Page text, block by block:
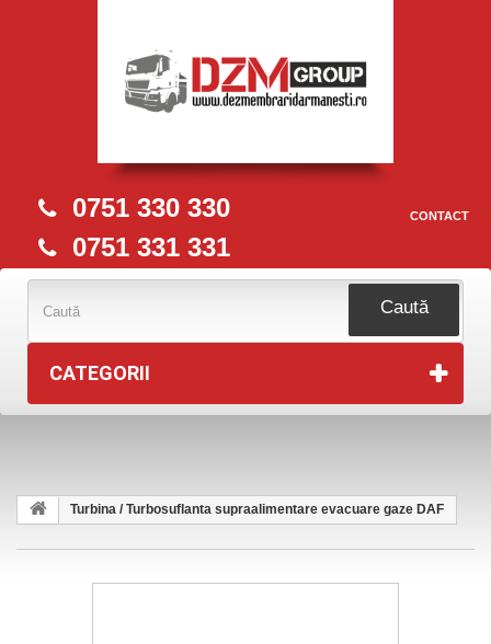
CONTACT
0751 330 330
0751 331 331
Caută
CATEGORII
Turbina / Turbosuflanta supraalimentare evacuare gaze DAF